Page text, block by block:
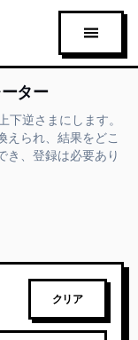
メイン
ター
逆さまにします。
えられ、結果をどこ
き、登録は必要あり
クリア